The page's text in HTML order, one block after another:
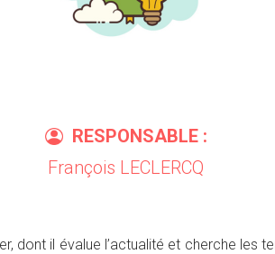
RESPONSABLE :
François LECLERCQ
dont il évalue l’actualité et cherche les